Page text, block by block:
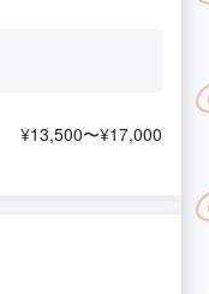
¥13,500〜¥17,000